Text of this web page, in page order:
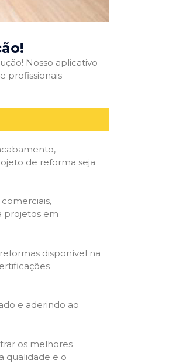
Nosso aplicativo
profissionais
de reforma seja
projetos em
disponível na
e aderindo ao
os melhores
qualidade e o